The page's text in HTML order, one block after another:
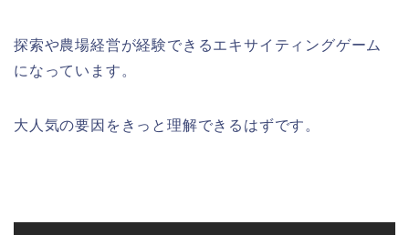
探索や農場経営が経験できるエキサイティングゲーム
になっています。
大人気の要因をきっと理解できるはずです。